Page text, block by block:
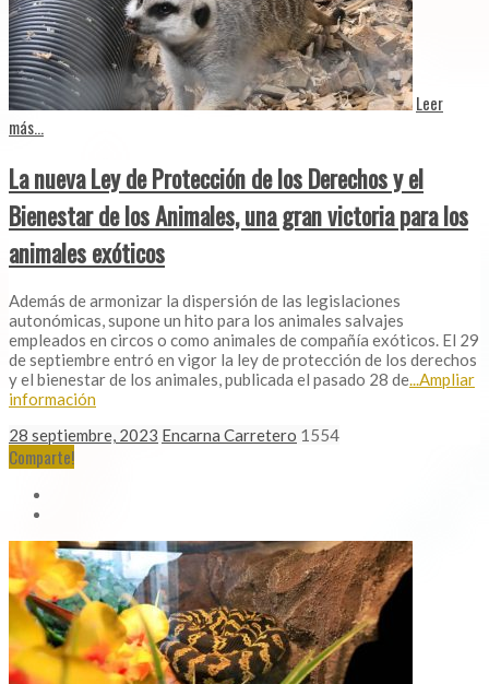
Leer
más...
La nueva Ley de Protección de los Derechos y el
Bienestar de los Animales, una gran victoria para los
animales exóticos
Además de armonizar la dispersión de las legislaciones
autonómicas, supone un hito para los animales salvajes
empleados en circos o como animales de compañía exóticos. El 29
de septiembre entró en vigor la ley de protección de los derechos
y el bienestar de los animales, publicada el pasado 28 de...Ampliar
información
28 septiembre, 2023 Encarna Carretero 1554
Comparte!